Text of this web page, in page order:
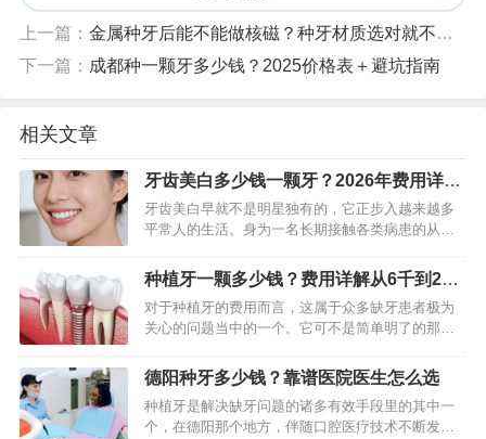
上一篇： 金属种牙后能不能做核磁？种牙材质选对就不用担心
下一篇： 成都种一颗牙多少钱？2025价格表＋避坑指南
相关文章
牙齿美白多少钱一颗牙？2026年费用详解
与省钱指南
牙齿美白早就不是明星独有的，它正步入越来越多
平常人的生活。身为一名长期接触各类病患的从业
齿美白的费用不是一个固定数值，它就像给牙齿“量
身定制”，价钱取决…
种植牙一颗多少钱？费用详解从6千到2万
差别在哪
对于种植牙的费用而言，这属于众多缺牙患者极为
关心的问题当中的一个。它可不是简单明了的那种
综合费用。种植体的品牌不一样，手术复杂情况存
在差异，加上所在地区…
德阳种牙多少钱？靠谱医院医生怎么选
种植牙是解决缺牙问题的诸多有效手段里的其中一
个，在德阳那个地方，伴随口腔医疗技术不断发